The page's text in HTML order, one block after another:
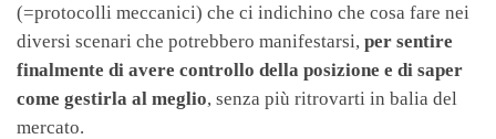
(=protocolli meccanici) che ci indichino che cosa fare nei
diversi scenari che potrebbero manifestarsi, per sentire
finalmente di avere controllo della posizione e di saper
come gestirla al meglio, senza più ritrovarti in balia del
mercato.